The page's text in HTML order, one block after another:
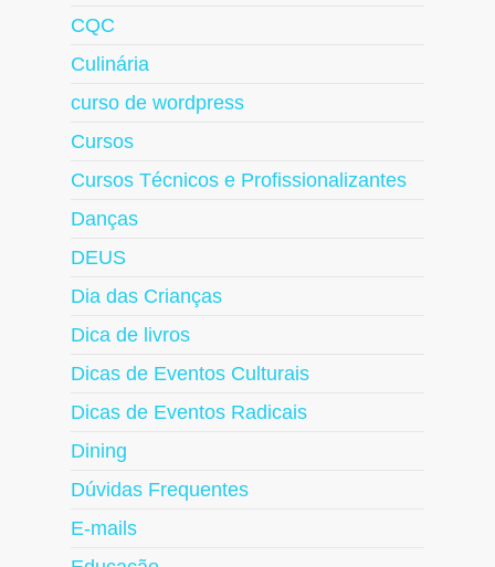
CQC
Culinária
curso de wordpress
Cursos
Cursos Técnicos e Profissionalizantes
Danças
DEUS
Dia das Crianças
Dica de livros
Dicas de Eventos Culturais
Dicas de Eventos Radicais
Dining
Dúvidas Frequentes
E-mails